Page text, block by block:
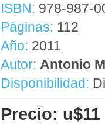
ISBN: 978-987-
Páginas: 112
Año: 2011
Autor: Antonio
Disponibilidad:
Precio: u$11